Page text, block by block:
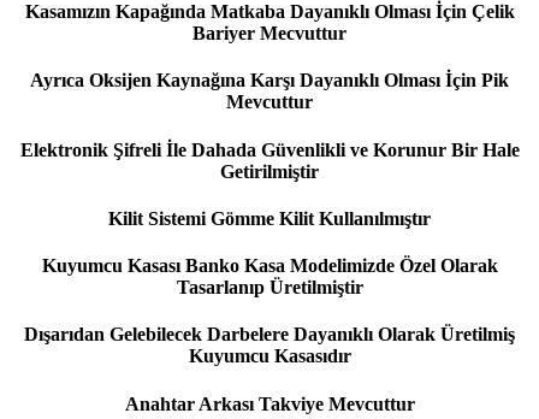
Kasamızın Kapağında Matkaba Dayanıklı Olması İçin Çelik
Bariyer Mecvuttur
Ayrıca Oksijen Kaynağına Karşı Dayanıklı Olması İçin Pik
Mevcuttur
Elektronik Şifreli İle Dahada Güvenlikli ve Korunur Bir Hale
Getirilmiştir
Kilit Sistemi Gömme Kilit Kullanılmıştır
Kuyumcu Kasası Banko Kasa Modelimizde Özel Olarak
Tasarlanıp Üretilmiştir
Dışarıdan Gelebilecek Darbelere Dayanıklı Olarak Üretilmiş
Kuyumcu Kasasıdır
Anahtar Arkası Takviye Mevcuttur